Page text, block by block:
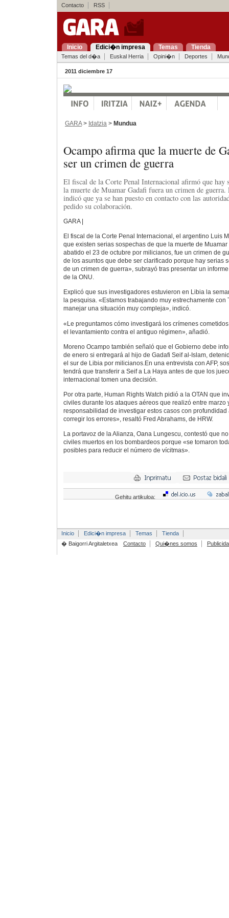
Contacto RSS
Inicio Edici�n impresa Temas Tienda
Temas del d�a Euskal Herria Opini�n Deportes
2011 diciembre 17
GARA> Idatzia > Mundua
Ocampo afirma que la muerte de
ser un crimen de guerra
El fiscal de la Corte Penal Internacional afirmó que hay
la muerte de Muamar Gadafi fuera un crimen de
indicó que ya se han puesto en contacto con las
pedido su colaboración.
GARA |
El fiscal de la Corte Penal Internacional, el argentino Luis
que existen serias sospechas de que la muerte de
abatido el 23 de octubre por milicianos, fue un crimen de
de los asuntos que debe ser clarificado porque hay serias
de un crimen de guerra», subrayó tras presentar un
de la ONU.
Explicó que sus investigadores estuvieron en Libia la
la pesquisa. «Estamos trabajando muy estrechamente
manejar una situación muy compleja», indicó.
«Le preguntamos cómo investigará los crímenes
el levantamiento contra el antiguo régimen», añadió.
Moreno Ocampo también señaló que el Gobierno debe
de enero si entregará al hijo de Gadafi Seif al-Islam,
el sur de Libia por milicianos.En una entrevista con AFP,
tendrá que transferir a Seif a La Haya antes de que los
internacional tomen una decisión.
Por otra parte, Human Rights Watch pidió a la OTAN que
civiles durante los ataques aéreos que realizó entre marzo
responsabilidad de investigar estos casos con profundidad
corregir los errores», resaltó Fred Abrahams, de HRW.
La portavoz de la Alianza, Oana Lungescu, contestó que
civiles muertos en los bombardeos porque «se tomaron
posibles para reducir el número de vícitmas».
Gehitu artikuloa:
Inicio Edici�n impresa Temas
Tienda
� Baigorri Argitaletxea
Contacto Qui�nes somos